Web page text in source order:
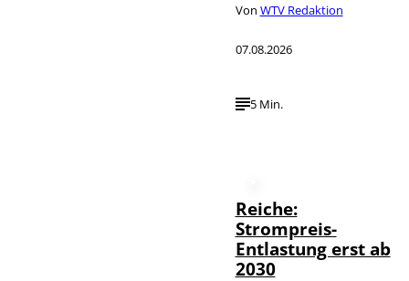
Von WTV Redaktion
07.08.2026
5 Min.
Reiche:
Strompreis-
Entlastung erst ab
2030